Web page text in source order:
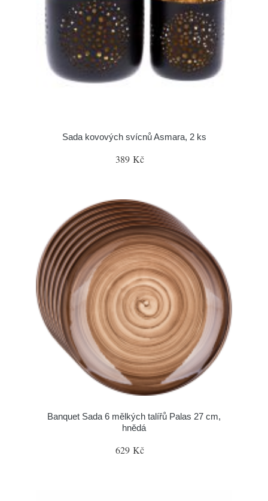
Sada kovových svícnů Asmara, 2 ks
389 Kč
Banquet Sada 6 mělkých talířů Palas 27 cm,
hnědá
629 Kč